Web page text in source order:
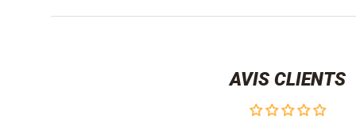
AVIS CLIENTS